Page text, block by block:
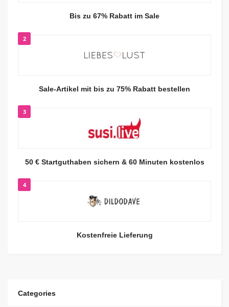
Bis zu 67% Rabatt im Sale
2
Sale-Artikel mit bis zu 75% Rabatt bestellen
3
50 € Startguthaben sichern & 60 Minuten kostenlos
4
Kostenfreie Lieferung
Categories